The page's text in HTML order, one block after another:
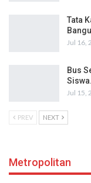
Tata
Jul 16,
Bus
Jul 15,
PREV NEXT
Metropolitan